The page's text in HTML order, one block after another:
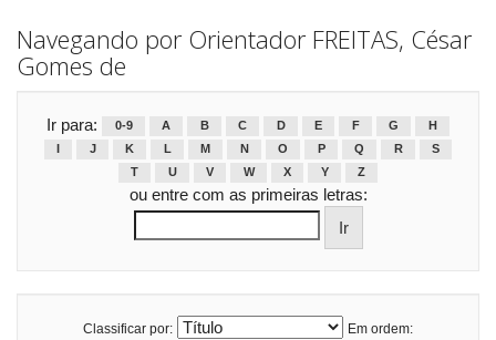
Navegando por Orientador FREITAS, César
Gomes de
Ir para: 0-9 A B C D E F G
H
J K L M N O P Q R
S
T
U V W X Y Z
ou entre com as primeiras letras:
Classificar por:
Em ordem: